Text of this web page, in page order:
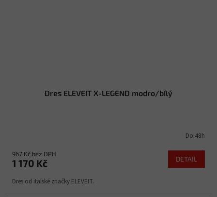
Dres ELEVEIT X-LEGEND modro/bílý
Do 48h
967 Kč bez DPH
1 170 Kč DETAIL
Dres od italské značky ELEVEIT.